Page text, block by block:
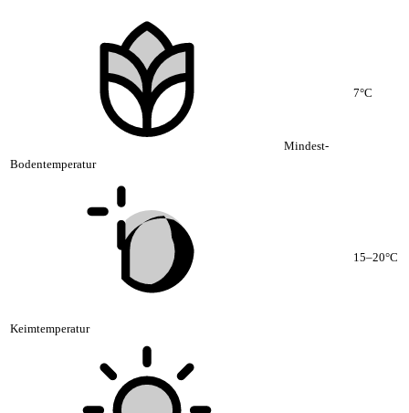
Mindest-
Bodentemperatur
7°C
Keimtemperatur
15–20°C